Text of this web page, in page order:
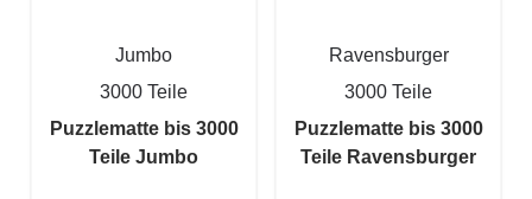
Jumbo
3000 Teile
Puzzlematte bis 3000
Teile Jumbo
Ravensburger
3000 Teile
Puzzlematte bis 3000
Teile Ravensburger